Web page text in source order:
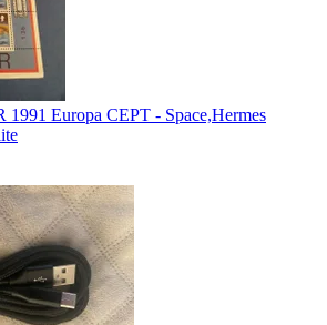
Europa CEPT - Space,Hermes